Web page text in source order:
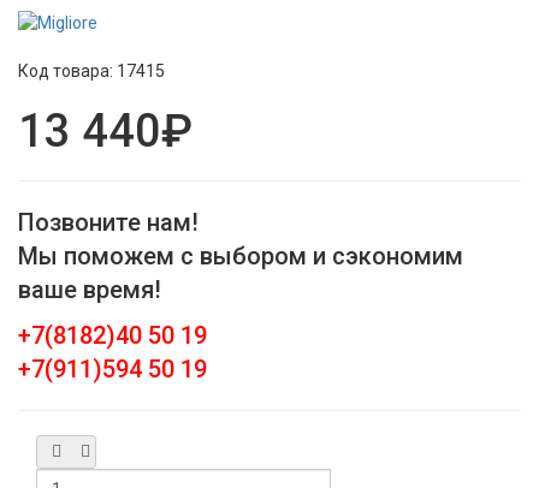
Код товара: 17415
13 440₽
Позвоните нам!
Мы поможем с выбором и сэкономим
ваше время!
+7(8182)40 50 19
+7(911)594 50 19